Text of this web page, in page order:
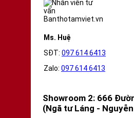
Ms. Huệ
SĐT: 097 614 6413
Zalo: 097 614 6413
Showroom 2: 666
(Ngã tư Láng -